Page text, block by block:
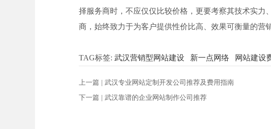
择服务商时，不应仅仅比较价格，更要考察其技术实
商，始终致力于为客户提供性价比高、效果可衡量的营
TAG标签: 武汉营销型网站建设 新一点网络 网站建设
上一篇 | 武汉专业网站定制开发公司推荐及费用指南
下一篇 | 武汉靠谱的企业网站制作公司推荐